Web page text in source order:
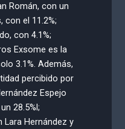
Román, con un
con el 11.2%;
con 4.1%;
Exsome es la
3.1%. Además,
percibido por
Espejo
28.5%l;
Lara Hernández y